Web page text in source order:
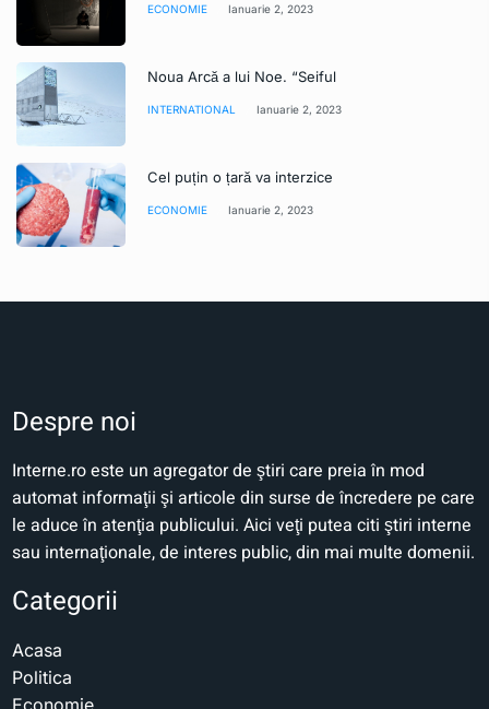
ECONOMIE Ianuarie 2, 2023
Noua Arcă a lui Noe. “Seiful
INTERNATIONAL Ianuarie 2, 2023
Cel puțin o țară va interzice
ECONOMIE Ianuarie 2, 2023
Despre noi
Interne.ro este un agregator de ştiri care preia în mod
automat informaţii şi articole din surse de încredere pe care
le aduce în atenţia publicului. Aici veţi putea citi ştiri interne
sau internaţionale, de interes public, din mai multe domenii.
Categorii
Acasa
Politica
Economie